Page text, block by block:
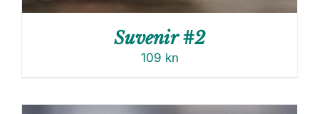
Suvenir #2
109 kn